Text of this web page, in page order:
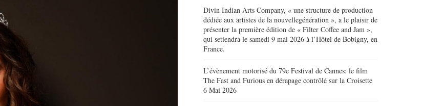
Divin Indian Arts Company, « une structure de production
dédiée aux artistes de la nouvellegénération », a le plaisir de
présenter la première édition de « Filter Coffee and Jam »,
qui setiendra le samedi 9 mai 2026 à l’Hôtel de Bobigny, en
France.
L’évènement motorisé du 79e Festival de Cannes: le film
The Fast and Furious en dérapage contrôlé sur la Croisette
6 Mai 2026